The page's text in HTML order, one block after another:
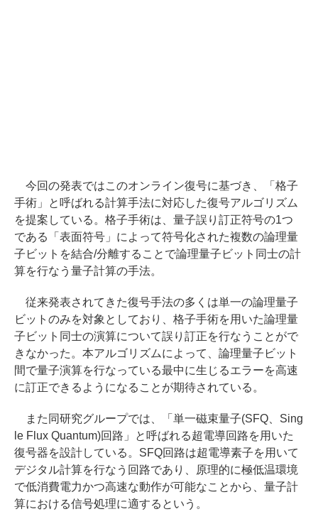
今回の発表ではこのオンライン復号に基づき、「格子
手術」と呼ばれる計算手法に対応した復号アルゴリズム
を提案している。格子手術は、量子誤り訂正符号の1つ
である「表面符号」によって符号化された複数の論理量
子ビットを結合/分離することで論理量子ビット同士の計
算を行なう量子計算の手法。
従来発表されてきた復号手法の多くは単一の論理量子
ビットのみを対象としており、格子手術を用いた論理量
子ビット同士の演算について誤り訂正を行なうことがで
きなかった。本アルゴリズムによって、論理量子ビット
間で量子演算を行なっている最中に生じるエラーを高速
に訂正できるようになることが期待されている。
また同研究グループでは、「単一磁束量子(SFQ、Sing
le Flux Quantum)回路」と呼ばれる超電導回路を用いた
復号器を設計している。SFQ回路は超電導素子を用いて
デジタル計算を行なう回路であり、原理的に極低温環境
で低消費電力かつ高速な動作が可能なことから、量子計
算における信号処理に適するという。